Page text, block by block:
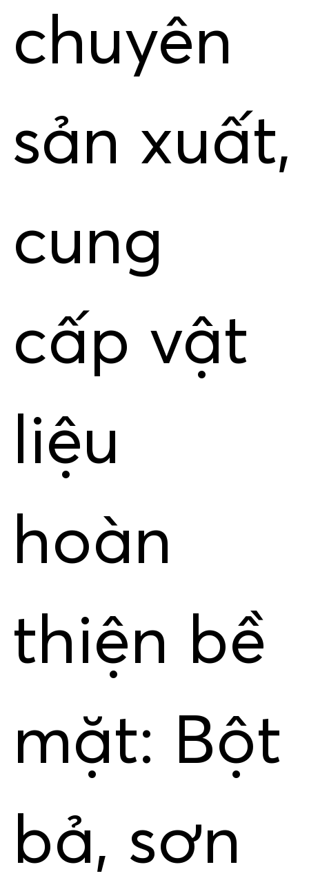
chuyên
sản xuất,
cung
cấp vật
liệu
hoàn
thiện bề
mặt: Bột
bả, sơn